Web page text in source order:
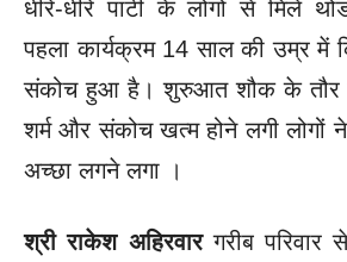
धीरे-धीरे पार्टी के लोगों से मिले
पहला कार्यक्रम 14 साल की उम्र में
संकोच हुआ है। शुरुआत शौक के तौर
शर्म और संकोच खत्म होने लगी लोगों
अच्छा लगने लगा ।
श्री राकेश अहिरवारगरीब परिवार